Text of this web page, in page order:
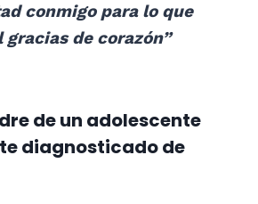
conmigo para lo que
de corazón”
de un adolescente
diagnosticado de